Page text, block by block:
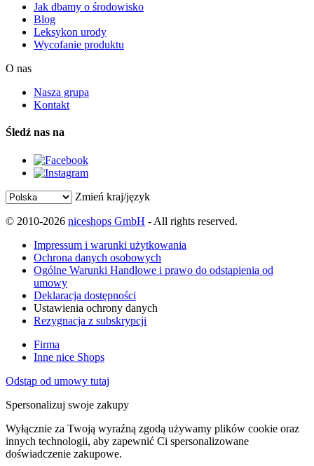
Jak dbamy o środowisko
Blog
Leksykon urody
Wycofanie produktu
O nas
Nasza grupa
Kontakt
Śledź nas na
Zmień kraj/język
© 2010-2026 niceshops GmbH - All rights reserved.
Impressum i warunki użytkowania
Ochrona danych osobowych
Ogólne Warunki Handlowe i prawo do odstąpienia od
umowy
Deklaracja dostępności
Ustawienia ochrony danych
Rezygnacja z subskrypcji
Firma
Inne nice Shops
Odstąp od umowy tutaj
Spersonalizuj swoje zakupy
Wyłącznie za Twoją wyraźną zgodą używamy plików cookie oraz
innych technologii, aby zapewnić Ci spersonalizowane
doświadczenie zakupowe.